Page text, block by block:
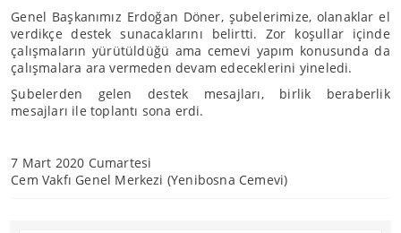
Genel Başkanımız Erdoğan Döner, şubelerimize, olanaklar el
verdikçe destek sunacaklarını belirtti. Zor koşullar içinde
çalışmaların yürütüldüğü ama cemevi yapım konusunda da
çalışmalara ara vermeden devam edeceklerini yineledi.
Şubelerden gelen destek mesajları, birlik beraberlik
mesajları ile toplantı sona erdi.
7 Mart 2020 Cumartesi
Cem Vakfı Genel Merkezi (Yenibosna Cemevi)